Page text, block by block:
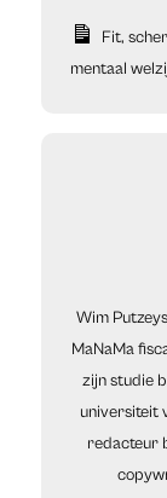
Fit,
mentaal
Wim
MaNaMa
zijn studie
universiteit
redacteur